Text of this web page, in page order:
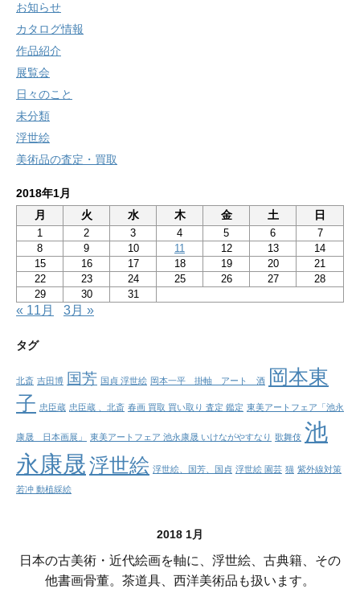
お知らせ
カタログ情報
作品紹介
展覧会
日々のこと
未分類
浮世絵
美術品の査定・買取
2018年1月
月
火 水 木 金 土 日
1 2 3 4 5 6
7
8
9 10 11 12 13
14
15
16 17 18 19 20
21
22
23 24 25 26 27
28
29
30 31
« 11月 3月 »
タグ
北斎 吉田博 国芳 国貞 浮世絵 岡本一平 掛軸 アート 酒
岡本東
子 忠臣蔵 忠臣蔵 、北斎 春画 買取 買い取り 査定 鑑定 東美アートフェア「池永
康晟 日本画展」 東美アートフェア 池永康晟 いけながやすなり 歌舞伎 池
永康晟浮世絵 浮世絵、国芳、国貞 浮世絵 園芸 猫 紫外線対策
若冲 動植綵絵
2018 1月
日本の古美術・近代絵画を軸に、浮世絵、古典籍、その
他書画骨董。茶道具、西洋美術品も扱います。